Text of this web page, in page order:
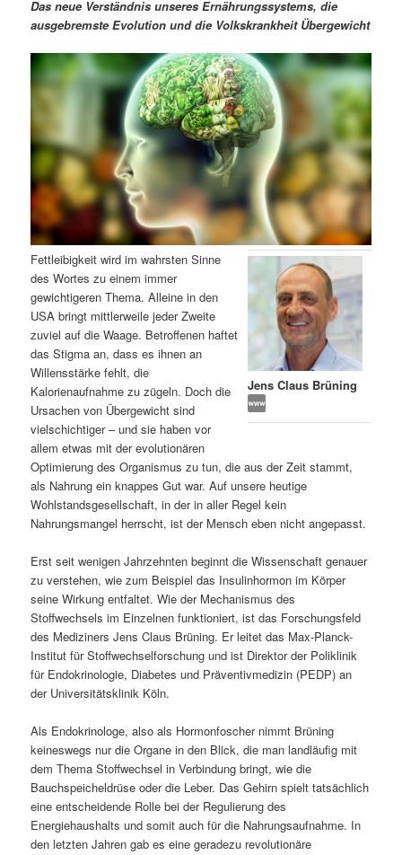
r
n
I
n
a
l
t
s
p
r
n
g
e
n
d
r
e
n
n
h
a
l
t
s
r
i
n
g
e
n
n
a
i
g
i
o
n
Das neue Verständnis unseres Ernährungssystems, die
ausgebremste Evolution und die Volkskrankheit Übergewicht
Jens Claus Brüning
Fettleibigkeit wird im wahrsten Sinne
des Wortes zu einem immer
gewichtigeren Thema. Alleine in den
USA bringt mittlerweile jeder Zweite
zuviel auf die Waage. Betroffenen haftet
das Stigma an, dass es ihnen an
Willensstärke fehlt, die
Kalorienaufnahme zu zügeln. Doch die
Ursachen von Übergewicht sind
vielschichtiger – und sie haben vor
allem etwas mit der evolutionären
Optimierung des Organismus zu tun, die aus der Zeit stammt,
als Nahrung ein knappes Gut war. Auf unsere heutige
Wohlstandsgesellschaft, in der in aller Regel kein
Nahrungsmangel herrscht, ist der Mensch eben nicht angepasst.
Erst seit wenigen Jahrzehnten beginnt die Wissenschaft genauer
zu verstehen, wie zum Beispiel das Insulinhormon im Körper
seine Wirkung entfaltet. Wie der Mechanismus des
Stoffwechsels im Einzelnen funktioniert, ist das Forschungsfeld
des Mediziners Jens Claus Brüning. Er leitet das Max-Planck-
Institut für Stoffwechselforschung und ist Direktor der Poliklinik
für Endokrinologie, Diabetes und Präventivmedizin (PEDP) an
der Universitätsklinik Köln.
Als Endokrinologe, also als Hormonfoscher nimmt Brüning
keineswegs nur die Organe in den Blick, die man landläufig mit
dem Thema Stoffwechsel in Verbindung bringt, wie die
Bauchspeicheldrüse oder die Leber. Das Gehirn spielt tatsächlich
eine entscheidende Rolle bei der Regulierung des
Energiehaushalts und somit auch für die Nahrungsaufnahme. In
den letzten Jahren gab es eine geradezu revolutionäre